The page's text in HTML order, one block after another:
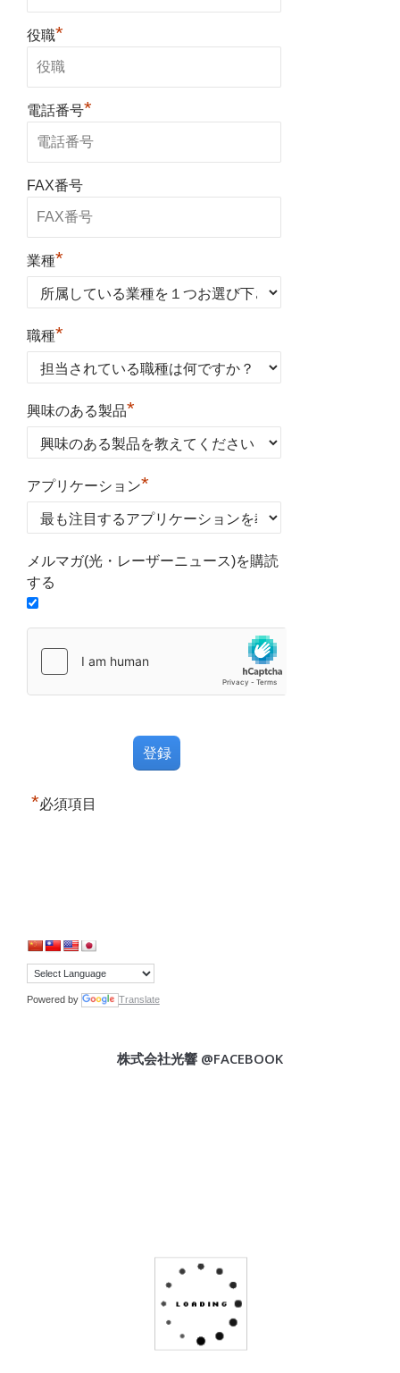
役職*
電話番号*
FAX番号
業種*
職種*
興味のある製品*
アプリケーション*
メルマガ(光・レーザーニュース)を購読
する
*必須項目
Powered by Translate
株式会社光響 @FACEBOOK